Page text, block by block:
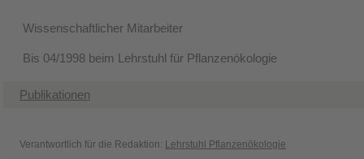
Wissenschaftlicher Mitarbeiter
Bis 04/1998 beim Lehrstuhl für Pflanzenökologie
Publikationen
Verantwortlich für die Redaktion: Lehrstuhl Pflanzenökologie